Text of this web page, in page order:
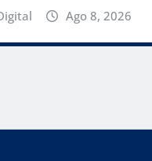
Ago 8, 2026